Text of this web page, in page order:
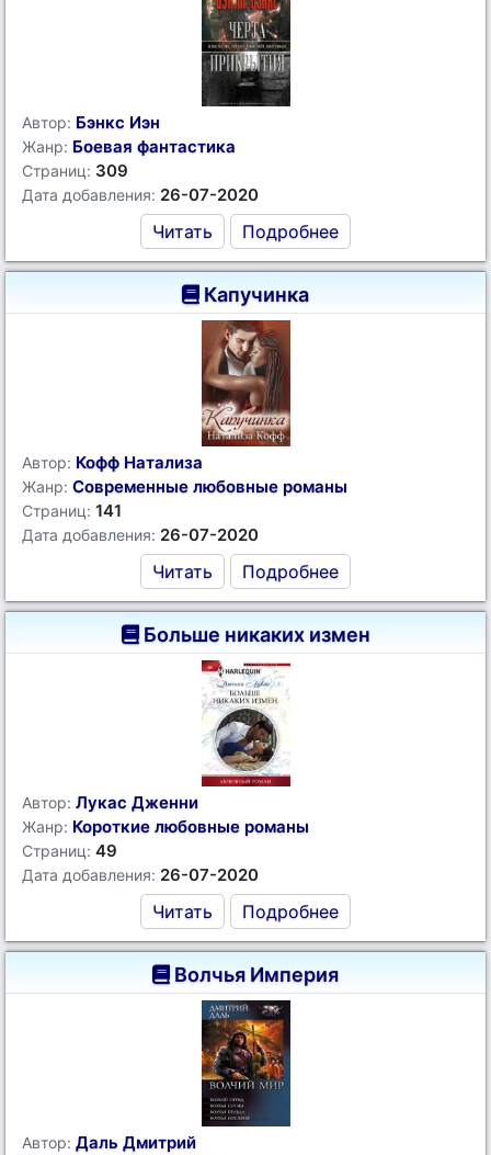
Автор: Бэнкс Иэн
Жанр: Боевая фантастика
Страниц: 309
Дата добавления: 26-07-2020
Читать Подробнее
Капучинка
Автор: Кофф Натализа
Жанр: Современные любовные романы
Страниц: 141
Дата добавления: 26-07-2020
Читать Подробнее
Больше никаких измен
Автор: Лукас Дженни
Жанр: Короткие любовные романы
Страниц: 49
Дата добавления: 26-07-2020
Читать Подробнее
Волчья Империя
Автор: Даль Дмитрий